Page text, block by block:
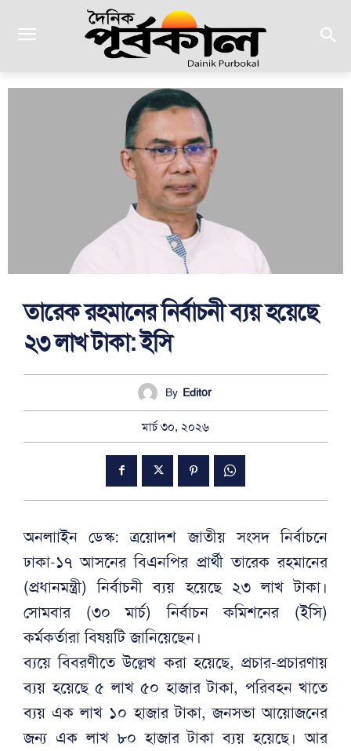
তারেক রহমানের নির্বাচনী ব্যয় হয়েছে
২৩ লাখ টাকা: ইসি
By Editor
মার্চ ৩০, ২০২৬
অনলাাইন ডেস্ক: ত্রয়োদশ জাতীয় সংসদ নির্বাচনে
ঢাকা-১৭ আসনের বিএনপির প্রার্থী তারেক রহমানের
(প্রধানমন্ত্রী) নির্বাচনী ব্যয় হয়েছে ২৩ লাখ টাকা।
সোমবার (৩০ মার্চ) নির্বাচন কমিশনের (ইসি)
কর্মকর্তারা বিষয়টি জানিয়েছেন।
ব্যয়ে বিবরণীতে উল্লেখ করা হয়েছে, প্রচার-প্রচারণায়
ব্যয় হয়েছে ৫ লাখ ৫০ হাজার টাকা, পরিবহন খাতে
ব্যয় এক লাখ ১০ হাজার টাকা, জনসভা আয়োজনের
জন্য এক লাখ ৮০ হাজার টাকা ব্যয় হয়েছে। আর